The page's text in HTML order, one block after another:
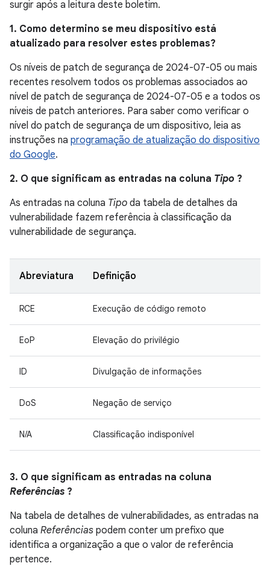
surgir após a leitura deste boletim.
1. Como determino se meu dispositivo está
atualizado para resolver estes problemas?
Os níveis de patch de segurança de 2024-07-05 ou mais
recentes resolvem todos os problemas associados ao
nível de patch de segurança de 2024-07-05 e a todos os
níveis de patch anteriores. Para saber como verificar o
nível do patch de segurança de um dispositivo, leia as
instruções na programação de atualização do dispositivo
do Google.
2. O que significam as entradas na coluna Tipo ?
As entradas na coluna Tipo da tabela de detalhes da
vulnerabilidade fazem referência à classificação da
vulnerabilidade de segurança.
Abreviatura Definição
RCE Execução de código remoto
EoP Elevação do privilégio
ID Divulgação de informações
DoS Negação de serviço
N/A Classificação indisponível
3. O que significam as entradas na coluna
Referências ?
Na tabela de detalhes de vulnerabilidades, as entradas na
coluna Referências podem conter um prefixo que
identifica a organização a que o valor de referência
pertence.